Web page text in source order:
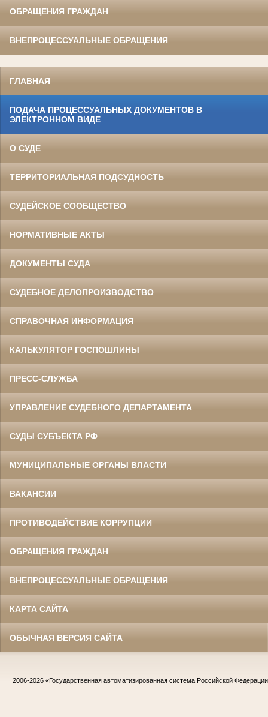
ОБРАЩЕНИЯ ГРАЖДАН
ВНЕПРОЦЕССУАЛЬНЫЕ ОБРАЩЕНИЯ
ГЛАВНАЯ
ПОДАЧА ПРОЦЕССУАЛЬНЫХ ДОКУМЕНТОВ В
ЭЛЕКТРОННОМ ВИДЕ
О СУДЕ
ТЕРРИТОРИАЛЬНАЯ ПОДСУДНОСТЬ
СУДЕЙСКОЕ СООБЩЕСТВО
НОРМАТИВНЫЕ АКТЫ
ДОКУМЕНТЫ СУДА
СУДЕБНОЕ ДЕЛОПРОИЗВОДСТВО
СПРАВОЧНАЯ ИНФОРМАЦИЯ
КАЛЬКУЛЯТОР ГОСПОШЛИНЫ
ПРЕСС-СЛУЖБА
УПРАВЛЕНИЕ СУДЕБНОГО ДЕПАРТАМЕНТА
СУДЫ СУБЪЕКТА РФ
МУНИЦИПАЛЬНЫЕ ОРГАНЫ ВЛАСТИ
ВАКАНСИИ
ПРОТИВОДЕЙСТВИЕ КОРРУПЦИИ
ОБРАЩЕНИЯ ГРАЖДАН
ВНЕПРОЦЕССУАЛЬНЫЕ ОБРАЩЕНИЯ
КАРТА САЙТА
ОБЫЧНАЯ ВЕРСИЯ САЙТА
2006-2026 «Государственная автоматизированная система Российской